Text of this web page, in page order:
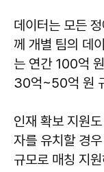
데이터는 모든
께 개별 팀의 데
는 연간 100억
30억~50억 원
인재 확보 지원
자를 유치할 경
규모로 매칭 지